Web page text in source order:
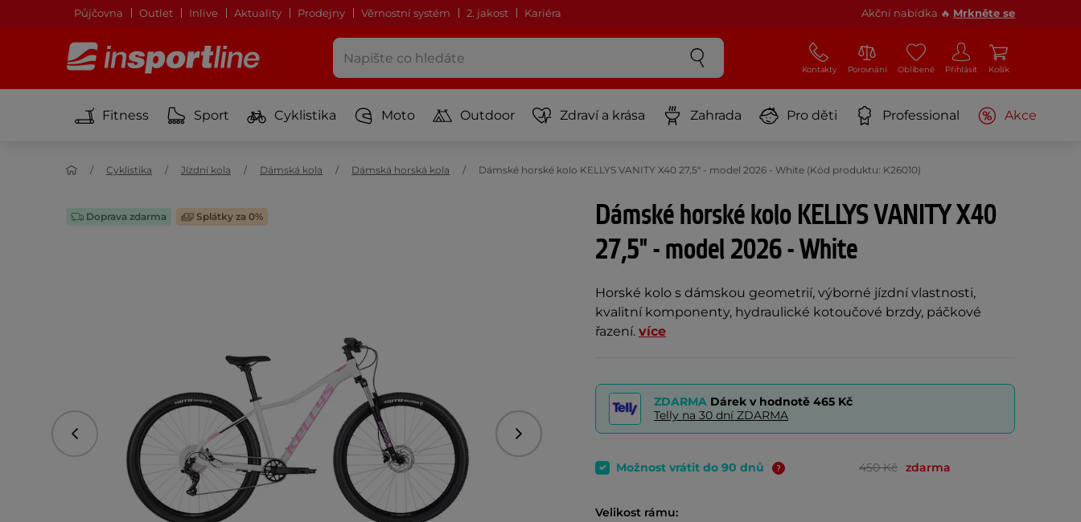
Půjčovna Outlet Inlive Aktuality Prodejny Věrnostní systém 2. jakost Kariéra Akční nabídka 🔥 Mrkněte se
Kontakty Porovnání Oblíbené Přihlásit Košík
Fitness Sport Cyklistika Moto Outdoor Zdraví a krása Zahrada Pro děti Professional Akce
Cyklistika Jízdní kola Dámská kola Dámská horská kola Dámské horské kolo KELLYS VANITY X40 27,5" - model 2026 - White (Kód produktu: K26010)
Dámské horské kolo KELLYS VANITY X40
27,5" - model 2026 - White
Horské kolo s dámskou geometrií, výborné jízdní vlastnosti,
kvalitní komponenty, hydraulické kotoučové brzdy, páčkové
řazení. více
Doprava zdarma Splátky za 0%
Předchozí Následující
ZDARMA Dárek v hodnotě 465 Kč
Telly na 30 dní ZDARMA
Možnost vrátit do 90 dnů 450 Kč zdarma
Velikost rámu: